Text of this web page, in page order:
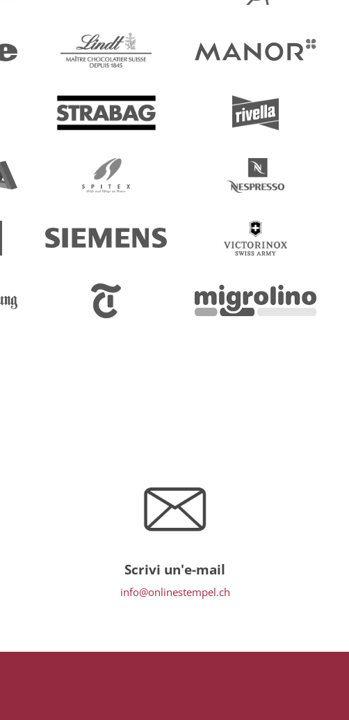
Scrivi un'e-mail
info@onlinestempel.ch